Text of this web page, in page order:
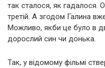
так сталося, як гадалося.
третій. А згодом Галина
Можливо, якби це було в
дорослий син чи донька.
Так, у відомому фільмі